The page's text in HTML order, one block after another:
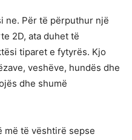
ne. Për të përputhur një
2D, ata duhet të
tiparet e fytyrës. Kjo
veshëve, hundës dhe
dhe shumë
më të vështirë sepse